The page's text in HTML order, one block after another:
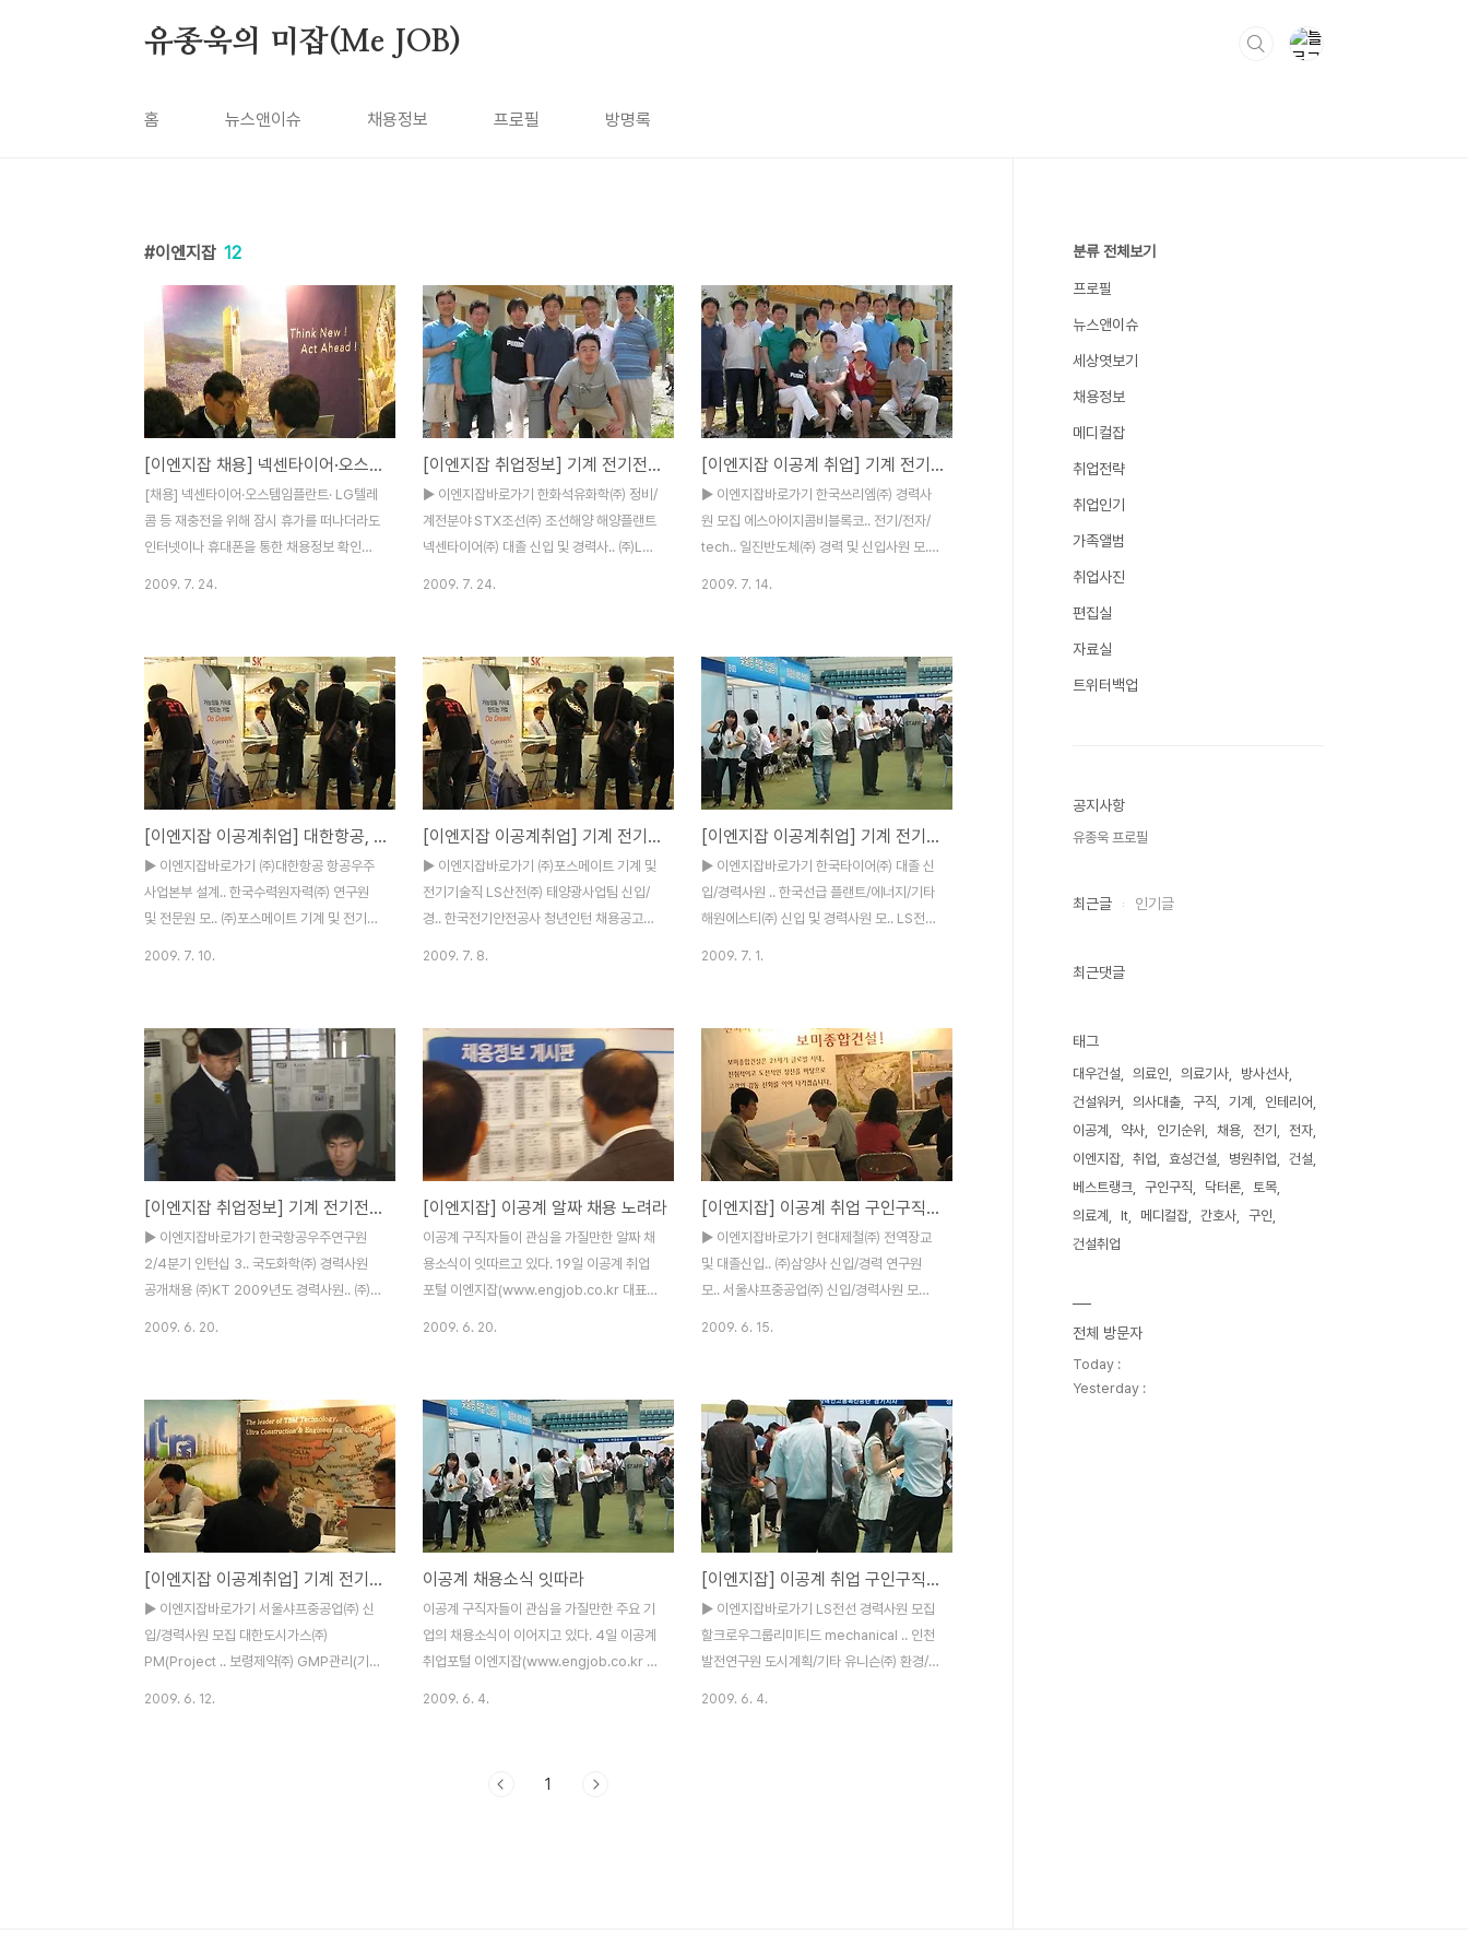
유종욱의 미잡(Me JOB)
홈 뉴스앤이슈 채용정보 프로필 방명록
이엔지잡 12
[이엔지잡 채용] 넥센타이어·오스템임플란트· LG텔레콤 등
[채용] 넥센타이어·오스템임플란트· LG텔레
콤 등 재충전을 위해 잠시 휴가를 떠나더라도
인터넷이나 휴대폰을 통한 채용정보 확인만
현)에 따르면 넥센타이어, 오스템임플란트,
LG텔레콤 등이 기술직, 생산직 위주로 신입
및 경력사원을 모집 중이다. ▒ 넥센타이어
(www.nexentire.co.kr)가 대졸 신입 및
경력사원을 모집한다. 모집분야는 경영관리,
전략기획, 품질보증, 해외영업, 영업관리, OE
영업, 생산기술, 공무, 안전환경, 생산, 생산관
리, 연구소 등이다. 7월 27일부터 8월 14일
까지 회사 홈페이지에서 온라인 입사지원..
2009. 7. 24.
[이엔지잡 취업정보] 기계 전기전자 IT 이공계 생산직 기술직 구인정보
▶ 이엔지잡바로가기 한화석유화학㈜ 정비/
계전분야 STX조선㈜ 조선해양 해양플랜트
넥센타이어㈜ 대졸 신입 및 경력사.. ㈜LG
니어링 계약직 경력채용 ㈜대한항공 2009
년 전임교관 .. 오스템임플란트 신입 및 경력
사원 모.. ㈜삼양사 2009년 해외 우수.. ▶
이엔지잡바로가기 한화석유화학㈜ 정비/계
전분야 전체 전남 08/09 STX조선㈜ 조선
해양 해양플랜트 전체 경남 07/29 인천시시
설관리공단 일반직 및 기능직 공채 공고 전체
인천 08/03 넥센타이어㈜ 대졸 신입 및 경
력사원 모집 전체 전국 08/14 케이엘종합건
설㈜ 건축, 설비, ..
2009. 7. 24.
[이엔지잡 이공계 취업] 기계 전기전자 IT 생산기술직 연구개발직 구인구직
▶ 이엔지잡바로가기 한국쓰리엠㈜ 경력사
원 모집 에스아이지콤비블록코.. 전기/전자/
tech.. 일진반도체㈜ 경력 및 신입사원 모..
㈜대한항공 항공우주사업본부 설계.. 한국수
력원자력㈜ 연구원 및 전문원 모.. ㈜포스메
이트 기계 및 전기기술직 포스틸 경력사원 모
집 ▶ 이엔지잡바로가기 LG이노텍 구미오산
사업장_Production (기존 LG마이크론 공
고 연장 외) 전체 경기/경북 07/19 LG이노
텍 마케팅/Staff 신입 및 경력사원 수시채용
전체 서울/경기 07/19 LG이노텍 각 부문 신
입/경력 수시채용 전체 경기 07/19 ㈜에스..
2009. 7. 14.
[이엔지잡 이공계취업] 대한항공, 한국수력원자력, LS산전
▶ 이엔지잡바로가기 ㈜대한항공 항공우주
사업본부 설계.. 한국수력원자력㈜ 연구원
및 전문원 모.. ㈜포스메이트 기계 및 전기기
등기술연구원 연구인력(신입 및 경.. 한국전
자통신연구원 2009년 인턴 채용.. 고등기술
연구원 연구인력(신입 및 경.. 한국타이어㈜
대졸 신입/경력사원 .. ▶ 이엔지잡바로가기
㈜대한항공 항공우주사업본부 설계/연구개
발직 신규채용 안내 전체 대전/부산 07/17
한국수력원자력㈜ 연구원 및 전문원 모집요
강 전체 전국 07/17 삼진제약㈜ 개발부문
신입약사 공개채용 신입 서울 07/17 가톨릭
대학교 2009학년 2학..
2009. 7. 10.
[이엔지잡 이공계취업] 기계 전기전자 IT 기술직 구인구직정보
▶ 이엔지잡바로가기 ㈜포스메이트 기계 및
전기기술직 LS산전㈜ 태양광사업팀 신입/
경.. 한국전기안전공사 청년인턴 채용공고
통신연구원 2009년 인턴 채용.. 고등기술연
구원 연구인력(신입 및 경.. 한국타이어㈜ 대
졸 신입/경력사원 .. 현대정보기술㈜ 2009
년 신입사원(.. ▶ 이엔지잡바로가기 힐티코
리아㈜ 기술영업 경력사원 모집 전체 대구
07/19 가톨릭상지대학 교원 채용 공고 경력
경북 07/29 ㈜전자랜드 IT/디지털 제품영
업사원 및 캐셔사원 모집 전체 전국 07/16
LS산전㈜ 태양광사업팀 신입/경력 채용 전
체 경기 07..
2009. 7. 8.
[이엔지잡 이공계취업] 기계 전기전자 IT 구인구직정보
▶ 이엔지잡바로가기 한국타이어㈜ 대졸 신
입/경력사원 .. 한국선급 플랜트/에너지/기타
해원에스티㈜ 신입 및 경력사원 모.. LS전선
텍스㈜ 에너지 인턴십 2기 .. 한솔이엠이㈜
각 부문 경력사원 모.. 한전KDN㈜ 연구개발
(계약직) 희성촉매㈜ 연구/개발 신입 및 .. ▶
이엔지잡바로가기 ㈜LG텔레콤 단말/데이터
기술 부문 경력사원 채용 경력 서울 07/06
LS전선 7월 LS전선 수시 채용 전체 경기
07/06 해원에스티㈜ 신입 및 경력사원 모
집 전체 전국 07/08 한국보훈복지의료공단
부산병원 전산기술직 모집공고 전체 부산 0..
2009. 7. 1.
[이엔지잡 취업정보] 기계 전기전자 IT 이공계 구인구직정보
▶ 이엔지잡바로가기 한국항공우주연구원
2/4분기 인턴십 3.. 국도화학㈜ 경력사원
공개채용 ㈜KT 2009년도 경력사원.. ㈜
술(Cu.. 한국알프스㈜ 신입/경력사원 모집
한국쓰리엠㈜ 경력사원 모집 현대제철㈜ 전
역장교 및 대졸신입.. ㈜삼양사 신입/경력 연
구원 모.. 서울샤프중공업㈜ 신입/경력사원
모집 삼성중공업㈜ 풍력발전/해양부문 보령
제약㈜ GMP관리(기계/설계.. 한솔이엠이
㈜ 경력사원 모집 공고 ㈜대우엔지니어링
철도분야 경력모집 두산건설㈜ 경력사원 채
용모집 공.. ㈜경동기술공사 각 분야 경력사
원 모.. 엘지에이로지스㈜ 각 부문 경력모집..
2009. 6. 20.
[이엔지잡] 이공계 알짜 채용 노려라
이공계 구직자들이 관심을 가질만한 알짜 채
용소식이 잇따르고 있다. 19일 이공계 취업
포털 이엔지잡(www.engjob.co.kr 대표
사연구원을 모집한다. 모집전공은 화학, 화학
공학, 재료공학, 기계공학, 물리학, 전기전자
공학 및 기타 인접분야 등이며 25일까지 회
사 홈페이지에서 온라인 입사지원하면 된다.
◆ 삼성중공업(www.shi.samsung.co.kr)
이 경력사원을 모집한다. 모집분야는 풍력발
전(연구설계, 생산), 해양 등이며 입사지원서
는 이엔지잡에서 다운받아 작성한 뒤 30일까
지 회사 홈페이지에서 첨부파일 형태로 제출
하면 된다. ..
2009. 6. 20.
[이엔지잡] 이공계 취업 구인구직정보 IT 기계 전기전자
▶ 이엔지잡바로가기 현대제철㈜ 전역장교
및 대졸신입.. ㈜삼양사 신입/경력 연구원
모.. 서울샤프중공업㈜ 신입/경력사원 모집
라전자시스템.. 각 부문 신입사원 모.. ㈜대우
엔지니어링 철도분야 경력모집 현대중공업
㈜ 태양광분야 장학생 모.. 한국수력원자력
㈜ 대졸수준 신입사원 모.. LS전선 경력사원
모집 인천발전연구원 도시계획/기타 이수화
학㈜ 신입사원 채용공고 두산건설㈜ 경력사
원 채용모집 공.. 남해철강㈜ 영업 및 설계
(CAD.. ㈜경동기술공사 각 분야 경력사원
모.. 엘지에이로지스㈜ 각 부문 경력모집 신
동아건설㈜ 회계/원가관리 모..
2009. 6. 15.
[이엔지잡 이공계취업] 기계 전기전자 IT 기술직 생산직 구인구직
▶ 이엔지잡바로가기 서울샤프중공업㈜ 신
입/경력사원 모집 대한도시가스㈜
PM(Project .. 보령제약㈜ GMP관리(기
2009. 6. 12.
이공계 채용소식 잇따라
이공계 구직자들이 관심을 가질만한 주요 기
업의 채용소식이 이어지고 있다. 4일 이공계
취업포털 이엔지잡(www.engjob.co.kr 대
을 진행하고 있다. ◆ 한국서부발전
2009. 6. 4.
[이엔지잡] 이공계 취업 구인구직정보
▶ 이엔지잡바로가기 LS전선 경력사원 모집
할크로우그룹리미티드 mechanical .. 인천
발전연구원 도시계획/기타 유니슨㈜ 환경/
2009. 6. 4.
1
분류 전체보기
프로필
뉴스앤이슈
세상엿보기
채용정보
메디컬잡
취업전략
취업인기
가족앨범
취업사진
편집실
자료실
트위터백업
공지사항
유종욱 프로필
최근글 인기글
최근댓글
태그
대우건설 의료인 의료기사
방사선사
건설워커
의사대출 구직 기계
인테리어
이공계
약사 인기순위 채용 전기
전자
이엔지잡
취업 효성건설 병원취업
건설
베스트랭크
구인구직 닥터론
토목
의료계
It 메디컬잡 간호사
구인
건설취업
전체 방문자
Today :
Yesterday :